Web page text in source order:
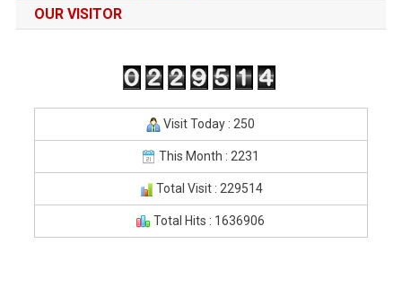
OUR VISITOR
Visit Today : 250
This Month : 2231
Total Visit : 229514
Total Hits : 1636906